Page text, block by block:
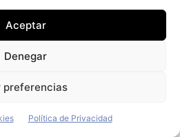
Aceptar
Denegar
preferencias
Política de Privacidad